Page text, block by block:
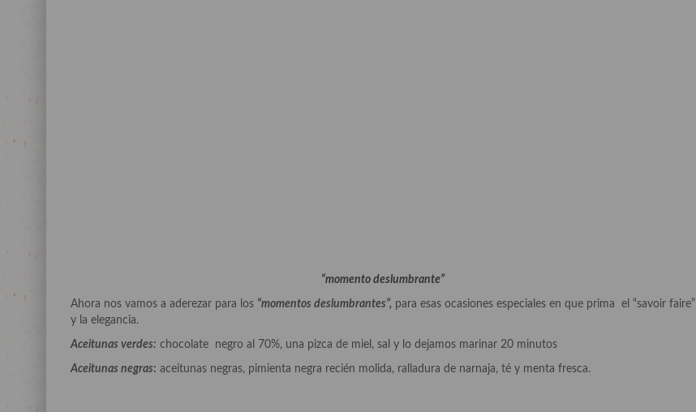
“momento deslumbrante”
Ahora nos vamos a aderezar para los “momentos deslumbrantes”, para esas ocasiones especiales en que prima el “savoir faire”
y la elegancia.
Aceitunas verdes: chocolate negro al 70%, una pizca de miel, sal y lo dejamos marinar 20 minutos
Aceitunas negras: aceitunas negras, pimienta negra recién molida, ralladura de narnaja, té y menta fresca.